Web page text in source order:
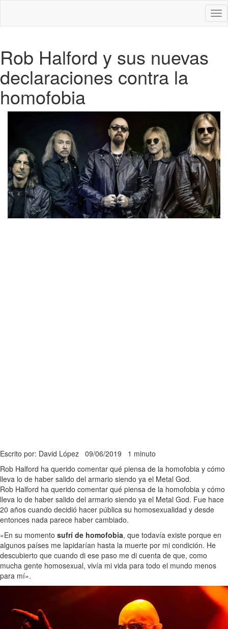
Rob Halford y sus nuevas
declaraciones contra la
homofobia
Escrito por: David López 09/06/2019 1 minuto
Rob Halford ha querido comentar qué piensa de la homofobia y cómo
lleva lo de haber salido del armario siendo ya el Metal God.
Rob Halford ha querido comentar qué piensa de la homofobia y cómo
lleva lo de haber salido del armario siendo ya el Metal God. Fue hace
20 años cuando decidió hacer pública su homosexualidad y desde
entonces nada parece haber cambiado.
«En su momento sufrí de homofobia, que todavía existe porque en
algunos países me lapidarían hasta la muerte por mi condición. He
descubierto que cuando di ese paso me di cuenta de que, como
mucha gente homosexual, vivía mi vida para todo el mundo menos
para mí».